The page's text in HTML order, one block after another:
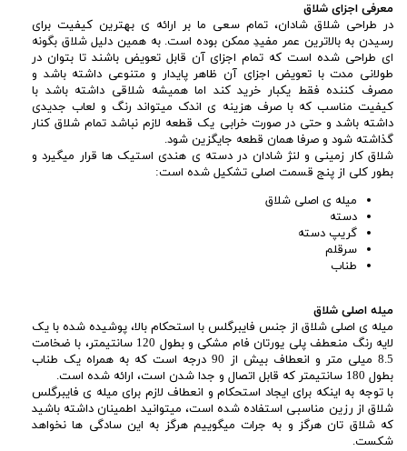
معرفی اجزای شلاق
در طراحی شلاق شادان، تمام سعی ما بر ارائه ی بهترین کیفیت برای
رسیدن به بالاترین عمر مفیدِ ممکن بوده است. به همین دلیل شلاق بگونه
ای طراحی شده است که تمام اجزای آن قابل تعویض باشند تا بتوان در
طولانی مدت با تعویض اجزای آن ظاهر پایدار و متنوعی داشته باشد و
مصرف کننده فقط یکبار خرید کند اما همیشه شلاقی داشته باشد با
کیفیت مناسب که با صرف هزینه ی اندک میتواند رنگ و لعاب جدیدی
داشته باشد و حتی در صورت خرابی یک قطعه لازم نباشد تمام شلاق کنار
گذاشته شود و صرفا همان قطعه جایگزین شود.
شلاق کار زمینی و لنژ شادان در دسته ی هندی استیک ها قرار میگیرد و
بطور کلی از پنج قسمت اصلی تشکیل شده است:
میله ی اصلی شلاق
دسته
گریپ دسته
سرقلم
طناب
میله اصلی شلاق
میله ی اصلی شلاق از جنس فایبرگلس با استحکام بالا، پوشیده شده با یک
لایه رنگ منعطف پلی یورتان فام مشکی و بطول 120 سانتیمتر، با ضخامت
8.5 میلی متر و انعطاف بیش از 90 درجه است که به همراه یک طناب
بطول 180 سانتیمتر که قابل اتصال و جدا شدن است، ارائه شده است.
با توجه به اینکه برای ایجاد استحکام و انعطاف لازم برای میله ی فایبرگلس
شلاق از رزین مناسبی استفاده شده است، میتوانید اطمینان داشته باشید
که شلاق تان هرگز و به جرات میگوییم هرگز به این سادگی ها نخواهد
شکست.